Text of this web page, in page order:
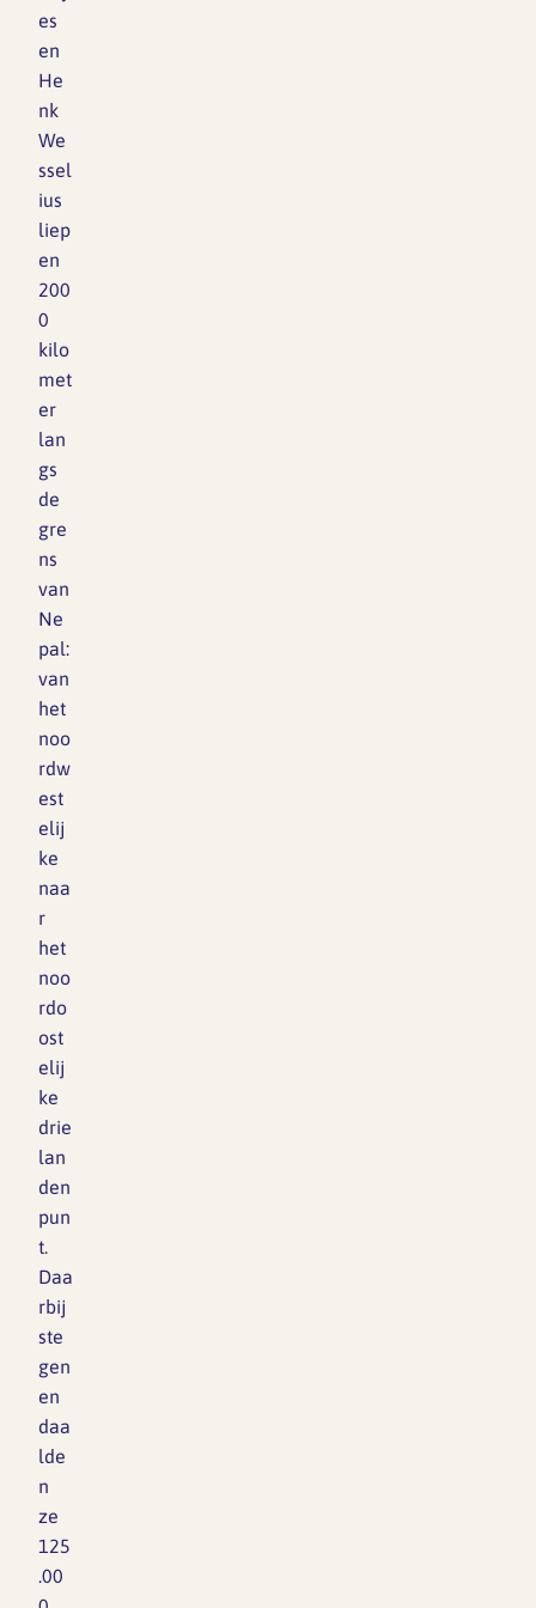
es
en
He
nk
We
ssel
ius
liep
en
200
0
kilo
met
er
lan
gs
de
gre
ns
van
Ne
pal:
van
het
noo
rdw
est
elij
ke
naa
r
het
noo
rdo
ost
elij
ke
drie
lan
den
pun
t.
Daa
rbij
ste
gen
en
daa
lde
n
ze
125
.00